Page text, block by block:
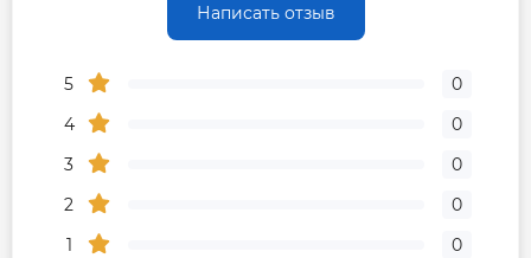
Написать отзыв
5
0
4
0
3
0
2
0
1
0